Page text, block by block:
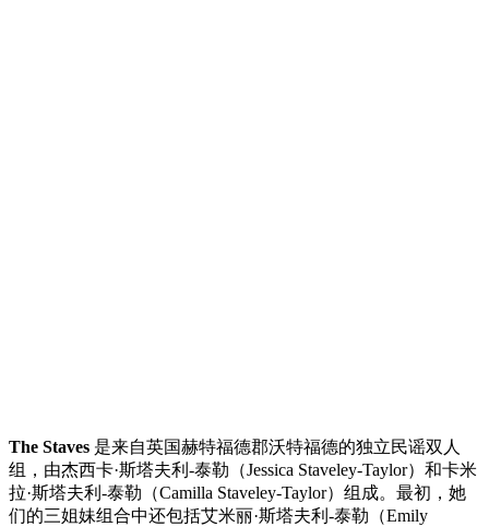
The Staves 是来自英国赫特福德郡沃特福德的独立民谣双人
组，由杰西卡·斯塔夫利-泰勒（Jessica Staveley-Taylor）和卡米
拉·斯塔夫利-泰勒（Camilla Staveley-Taylor）组成。最初，她
们的三姐妹组合中还包括艾米丽·斯塔夫利-泰勒（Emily